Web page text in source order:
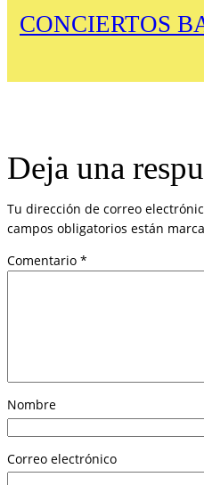
CONCIERTOS
Deja una
Tu dirección de correo
campos obligatorios están
Comentario *
Nombre
Correo electrónico